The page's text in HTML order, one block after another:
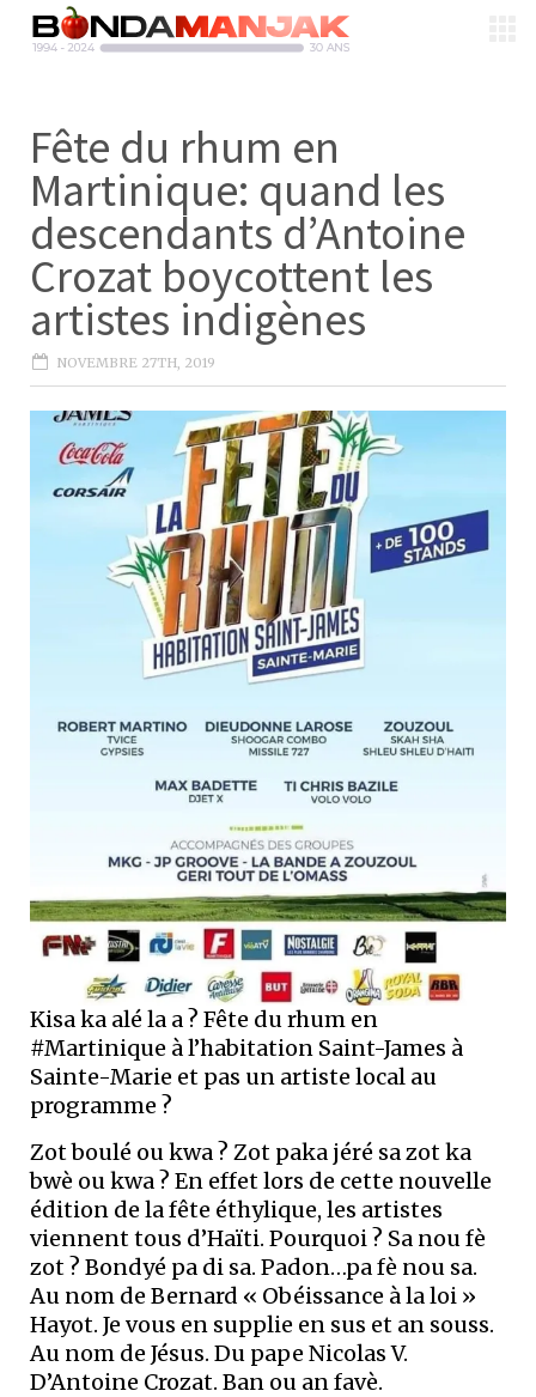
Fête du rhum en
Martinique: quand les
descendants d’Antoine
Crozat boycottent les
artistes indigènes
NOVEMBRE 27TH, 2019
Kisa ka alé la a ? Fête du rhum en
#Martinique à l’habitation Saint-James à
Sainte-Marie et pas un artiste local au
programme ?
Zot boulé ou kwa ? Zot paka jéré sa zot ka
bwè ou kwa ? En effet lors de cette nouvelle
édition de la fête éthylique, les artistes
viennent tous d’Haïti. Pourquoi ? Sa nou fè
zot ? Bondyé pa di sa. Padon…pa fè nou sa.
Au nom de Bernard « Obéissance à la loi »
Hayot. Je vous en supplie en sus et an souss.
Au nom de Jésus. Du pape Nicolas V.
D’Antoine Crozat. Ban ou an favè.